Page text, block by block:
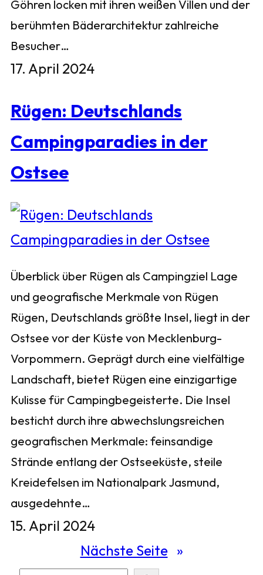
Göhren locken mit ihren weißen Villen und der
berühmten Bäderarchitektur zahlreiche
Besucher…
17. April 2024
Rügen: Deutschlands
Campingparadies in der
Ostsee
Überblick über Rügen als Campingziel Lage
und geografische Merkmale von Rügen
Rügen, Deutschlands größte Insel, liegt in der
Ostsee vor der Küste von Mecklenburg-
Vorpommern. Geprägt durch eine vielfältige
Landschaft, bietet Rügen eine einzigartige
Kulisse für Campingbegeisterte. Die Insel
besticht durch ihre abwechslungsreichen
geografischen Merkmale: feinsandige
Strände entlang der Ostseeküste, steile
Kreidefelsen im Nationalpark Jasmund,
ausgedehnte…
15. April 2024
Nächste Seite »